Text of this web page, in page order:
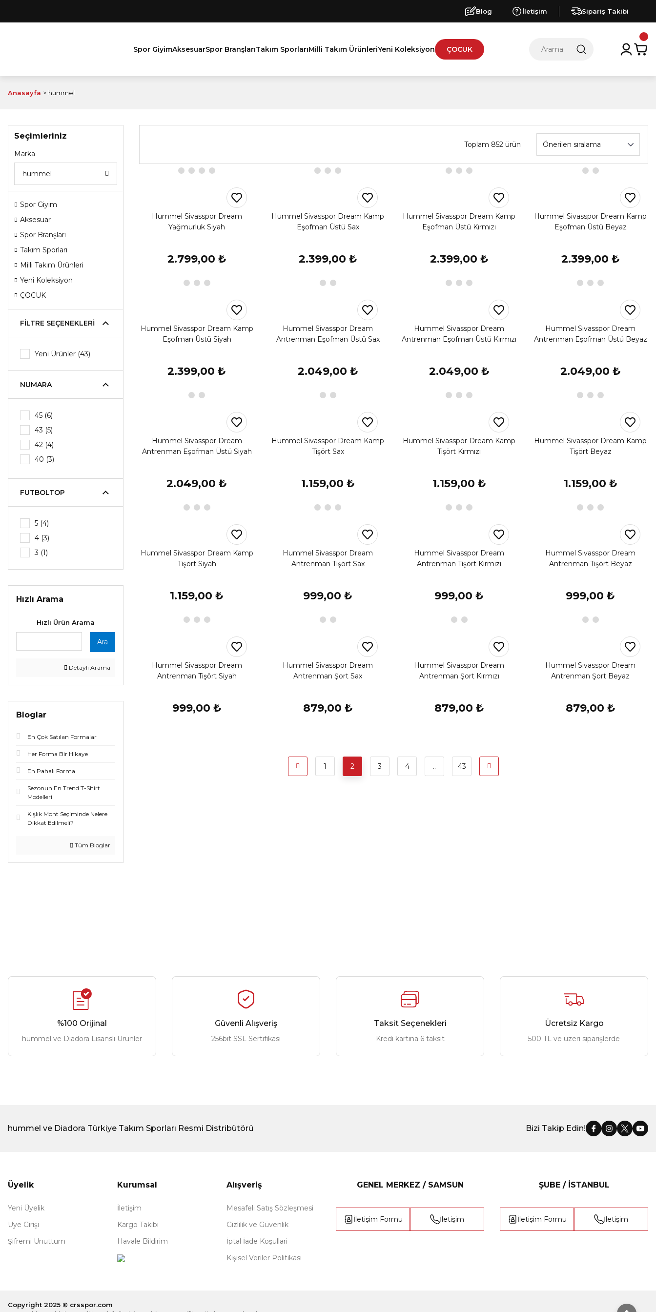
Blog İletişim Sipariş Takibi
Spor GiyimAksesuarSpor BranşlarıTakım SporlarıMilli Takım ÜrünleriYeni Koleksiyon ÇOCUK
Anasayfa hummel
Seçimleriniz
Marka
hummel
Spor Giyim
Aksesuar
Spor Branşları
Takım Sporları
Milli Takım Ürünleri
Yeni Koleksiyon
ÇOCUK
FILTRE SEÇENEKLERI
Yeni Ürünler (43)
NUMARA
45 (6)
43 (5)
42 (4)
40 (3)
39 (2)
FUTBOLTOP
5 (4)
4 (3)
3 (1)
Hızlı Arama
Hızlı Ürün Arama
Ara
Detaylı Arama
Bloglar
En Çok Satılan Formalar
Her Forma Bir Hikaye
En Pahalı Forma
Sezonun En Trend T-Shirt
Modelleri
Kışlık Mont Seçiminde Nelere
Dikkat Edilmeli?
Tüm Bloglar
Toplam 852 ürün
Hummel Sivasspor Dream
Yağmurluk Siyah
2.799,00 ₺
Hummel Sivasspor Dream Kamp
Eşofman Üstü Sax
2.399,00 ₺
Hummel Sivasspor Dream Kamp
Eşofman Üstü Kırmızı
2.399,00 ₺
Hummel Sivasspor Dream Kamp
Eşofman Üstü Beyaz
2.399,00 ₺
Hummel Sivasspor Dream Kamp
Eşofman Üstü Siyah
2.399,00 ₺
Hummel Sivasspor Dream
Antrenman Eşofman Üstü Sax
2.049,00 ₺
Hummel Sivasspor Dream
Antrenman Eşofman Üstü Kırmızı
2.049,00 ₺
Hummel Sivasspor Dream
Antrenman Eşofman Üstü Beyaz
2.049,00 ₺
Hummel Sivasspor Dream
Antrenman Eşofman Üstü Siyah
2.049,00 ₺
Hummel Sivasspor Dream Kamp
Tişört Sax
1.159,00 ₺
Hummel Sivasspor Dream Kamp
Tişört Kırmızı
1.159,00 ₺
Hummel Sivasspor Dream Kamp
Tişört Beyaz
1.159,00 ₺
Hummel Sivasspor Dream Kamp
Tişört Siyah
1.159,00 ₺
Hummel Sivasspor Dream
Antrenman Tişört Sax
999,00 ₺
Hummel Sivasspor Dream
Antrenman Tişört Kırmızı
999,00 ₺
Hummel Sivasspor Dream
Antrenman Tişört Beyaz
999,00 ₺
Hummel Sivasspor Dream
Antrenman Tişört Siyah
999,00 ₺
Hummel Sivasspor Dream
Antrenman Şort Sax
879,00 ₺
Hummel Sivasspor Dream
Antrenman Şort Kırmızı
879,00 ₺
Hummel Sivasspor Dream
Antrenman Şort Beyaz
879,00 ₺
1 2 3 4 .. 43
%100 Orijinal
hummel ve Diadora Lisanslı Ürünler
Güvenli Alışveriş
256bit SSL Sertifikası
Taksit Seçenekleri
Kredi kartına 6 taksit
Ücretsiz Kargo
500 TL ve üzeri siparişlerde
hummel ve Diadora Türkiye Takım Sporları Resmi Distribütörü Bizi Takip Edin!
Üyelik
Yeni Üyelik
Üye Girişi
Şifremi Unuttum
Kurumsal
İletişim
Kargo Takibi
Havale Bildirim
Alışveriş
Mesafeli Satış Sözleşmesi
Gizlilik ve Güvenlik
İptal İade Koşullari
Kişisel Veriler Politikası
GENEL MERKEZ / SAMSUN
İletişim Formu İletişim
ŞUBE / İSTANBUL
İletişim Formu İletişim
Copyright 2025 © crsspor.com